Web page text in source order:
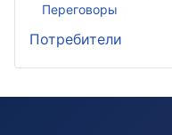
Переговоры
Потребители